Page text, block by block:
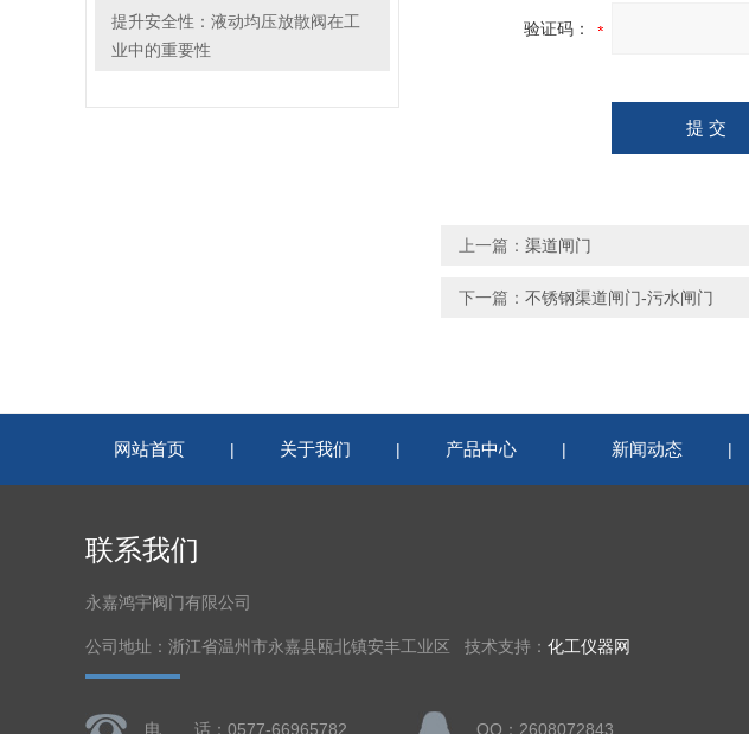
提升安全性：液动均压放散阀在工
业中的重要性
验证码：
上一篇： 渠道闸门
下一篇： 不锈钢渠道闸门-污水闸门
网站首页 | 关于我们 | 产品中心 | 新闻动态 |
联系我们
永嘉鸿宇阀门有限公司
公司地址：浙江省温州市永嘉县瓯北镇安丰工业区 技术支持： 化工仪器网
电 话：0577-66965782 QQ：2608072843